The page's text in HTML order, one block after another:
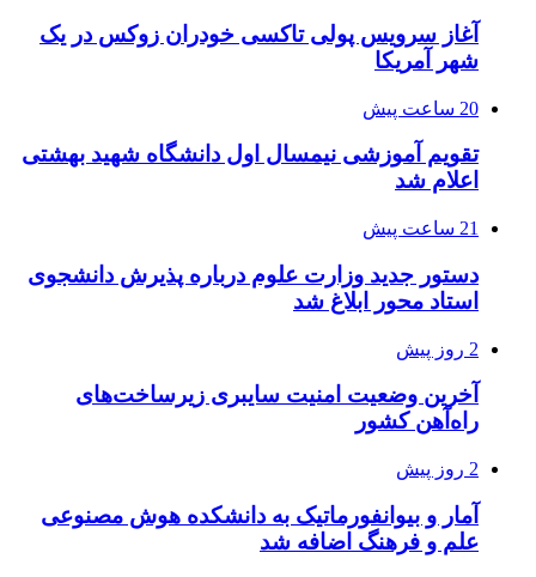
آغاز سرویس پولی تاکسی خودران زوکس در یک
شهر آمریکا
20 ساعت پیش
تقویم آموزشی نیمسال اول دانشگاه شهید بهشتی
اعلام شد
21 ساعت پیش
دستور جدید وزارت علوم درباره پذیرش دانشجوی
استاد محور ابلاغ شد
2 روز پیش
آخرین وضعیت امنیت سایبری زیرساخت‌های
راه‌آهن کشور
2 روز پیش
آمار و بیوانفورماتیک به دانشکده هوش مصنوعی
علم و فرهنگ اضافه شد